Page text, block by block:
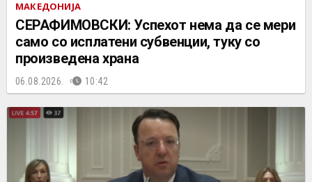
МАКЕДОНИЈА
СЕРАФИМОВСКИ: Успехот нема да се мери
само со исплатени субвенции, туку со
произведена храна
06.08.2026. 10:42